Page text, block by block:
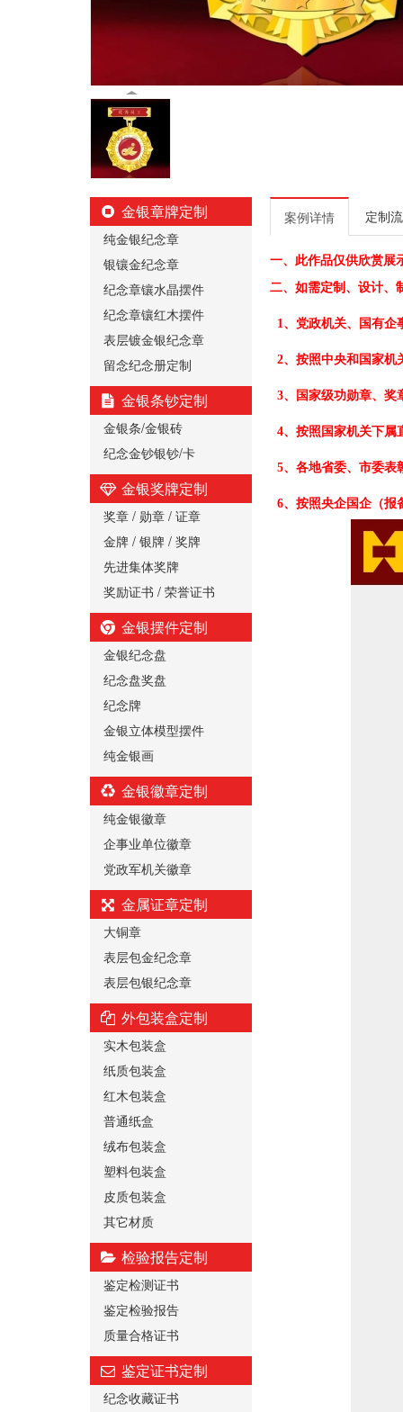
金银章牌定制
纯金银纪念章
银镶金纪念章
纪念章镶水晶摆件
纪念章镶红木摆件
表层镀金银纪念章
留念纪念册定制
金银条钞定制
金银条/金银砖
纪念金钞银钞/卡
金银奖牌定制
奖章 / 勋章 / 证章
金牌 / 银牌 / 奖牌
先进集体奖牌
奖励证书 / 荣誉证书
金银摆件定制
金银纪念盘
纪念盘奖盘
纪念牌
金银立体模型摆件
纯金银画
金银徽章定制
纯金银徽章
企事业单位徽章
党政军机关徽章
金属证章定制
大铜章
表层包金纪念章
表层包银纪念章
外包装盒定制
实木包装盒
纸质包装盒
红木包装盒
普通纸盒
绒布包装盒
塑料包装盒
皮质包装盒
其它材质
检验报告定制
鉴定检测证书
鉴定检验报告
质量合格证书
鉴定证书定制
纪念收藏证书
案例详情 定制
一、 此作品仅供欣赏展
二、 如需定制、设计、
1、党政机关、国有企
2、按照中央和国家机
3、国家级功勋章、奖
4、按照国家机关下属
5、各地省委、市委表
6、按照央企国企（报